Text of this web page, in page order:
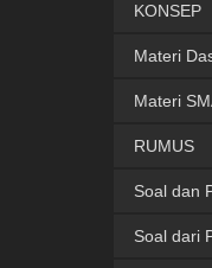
KONSEP
Materi
Materi
RUMUS
Soal dan
Soal dari